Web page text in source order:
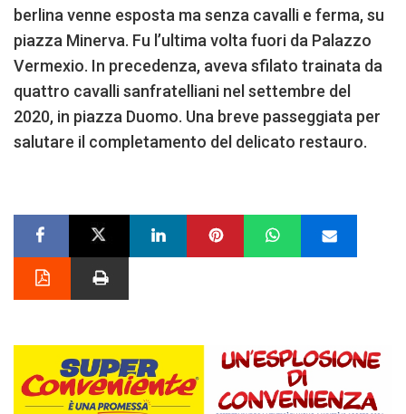
berlina venne esposta ma senza cavalli e ferma, su
piazza Minerva. Fu l’ultima volta fuori da Palazzo
Vermexio. In precedenza, aveva sfilato trainata da
quattro cavalli sanfratelliani nel settembre del
2020, in piazza Duomo. Una breve passeggiata per
salutare il completamento del delicato restauro.